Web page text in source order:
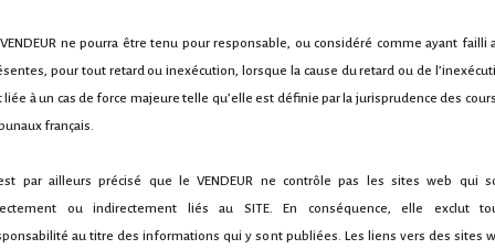
ne pourra être tenu pour responsable, ou considéré comme ayant failli
pour tout retard ou inexécution, lorsque la cause du retard ou de
liée à un cas de force majeure telle qu’elle est définie par la jurisprudence des
français.
par ailleurs précisé que le VENDEUR ne contrôle pas les sites web qui
ou indirectement liés au SITE. En conséquence, elle exclut
au titre des informations qui y sont publiées. Les liens vers des sites